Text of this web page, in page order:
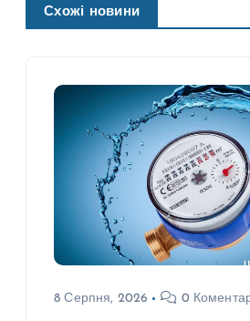
Схожі новини
8 Серпня, 2026 0